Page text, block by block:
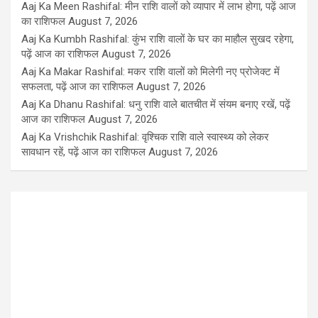
Aaj Ka Meen Rashifal: मीन राशि वालों को व्यापार में लाभ होगा, पढ़ें आज
का राशिफल August 7, 2026
Aaj Ka Kumbh Rashifal: कुंभ राशि वालों के घर का माहौल सुखद रहेगा,
पढ़ें आज का राशिफल August 7, 2026
Aaj Ka Makar Rashifal: मकर राशि वालों को मिलेगी नए प्रोजेक्ट में
सफलता, पढ़ें आज का राशिफल August 7, 2026
Aaj Ka Dhanu Rashifal: धनु राशि वाले बातचीत में संयम बनाए रखें, पढ़ें
आज का राशिफल August 7, 2026
Aaj Ka Vrishchik Rashifal: वृश्चिक राशि वाले स्वास्थ्य को लेकर
सावधान रहें, पढ़ें आज का राशिफल August 7, 2026